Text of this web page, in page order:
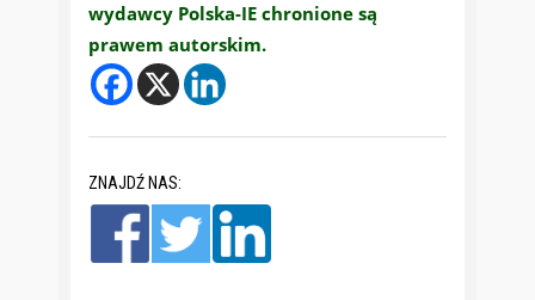
wydawcy Polska-IE chronione są
prawem autorskim.
ZNAJDŹ NAS: